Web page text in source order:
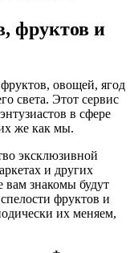
фруктов и
овощей, ягод
света. Этот сервис
в сфере
же как мы.
эксклюзивной
и других
вам знакомы будут
фруктов и
их меняем,